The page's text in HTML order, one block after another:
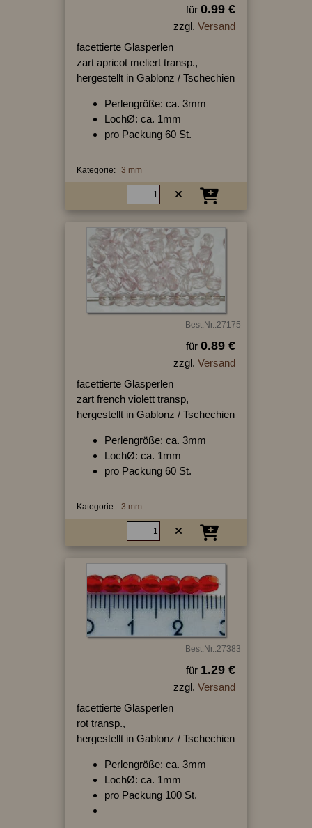
für 0.99 €
zzgl. Versand
facettierte Glasperlen
zart apricot meliert transp.,
hergestellt in Gablonz / Tschechien
Perlengröße: ca. 3mm
LochØ: ca. 1mm
pro Packung 60 St.
Kategorie: 3 mm
Best.Nr.:27175
für 0.89 €
zzgl. Versand
facettierte Glasperlen
zart french violett transp,
hergestellt in Gablonz / Tschechien
Perlengröße: ca. 3mm
LochØ: ca. 1mm
pro Packung 60 St.
Kategorie: 3 mm
Best.Nr.:27383
für 1.29 €
zzgl. Versand
facettierte Glasperlen
rot transp.,
hergestellt in Gablonz / Tschechien
Perlengröße: ca. 3mm
LochØ: ca. 1mm
pro Packung 100 St.